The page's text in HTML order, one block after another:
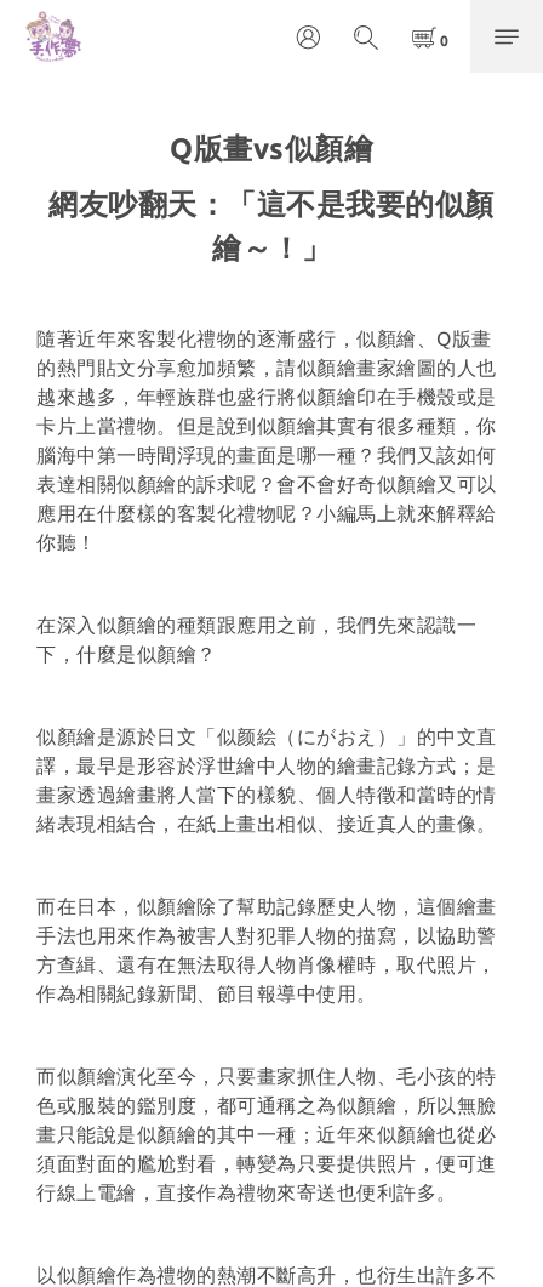
Q版畫vs似顏繪
網友吵翻天：「這不是我要的似顏
繪～！」
隨著近年來客製化禮物的逐漸盛行，似顏繪、Q版畫
的熱門貼文分享愈加頻繁，請似顏繪畫家繪圖的人也
越來越多，年輕族群也盛行將似顏繪印在手機殼或是
卡片上當禮物。但是說到似顏繪其實有很多種類，你
腦海中第一時間浮現的畫面是哪一種？我們又該如何
表達相關似顏繪的訴求呢？會不會好奇似顏繪又可以
應用在什麼樣的客製化禮物呢？小編馬上就來解釋給
你聽！
在深入似顏繪的種類跟應用之前，我們先來認識一
下，什麼是似顏繪？
似顏繪是源於日文「似颜絵（にがおえ）」的中文直
譯，最早是形容於浮世繪中人物的繪畫記錄方式；是
畫家透過繪畫將人當下的樣貌、個人特徵和當時的情
緒表現相結合，在紙上畫出相似、接近真人的畫像。
而在日本，似顏繪除了幫助記錄歷史人物，這個繪畫
手法也用來作為被害人對犯罪人物的描寫，以協助警
方查緝、還有在無法取得人物肖像權時，取代照片，
作為相關紀錄新聞、節目報導中使用。
而似顏繪演化至今，只要畫家抓住人物、毛小孩的特
色或服裝的鑑別度，都可通稱之為似顏繪，所以無臉
畫只能說是似顏繪的其中一種；近年來似顏繪也從必
須面對面的尷尬對看，轉變為只要提供照片，便可進
行線上電繪，直接作為禮物來寄送也便利許多。
以似顏繪作為禮物的熱潮不斷高升，也衍生出許多不